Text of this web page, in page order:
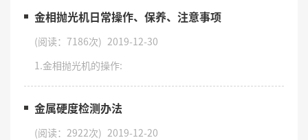
金相抛光机日常操作、保养、注意事项
(阅读：7186次) 2019-12-30
1.金相抛光机的操作:
金属硬度检测办法
(阅读：2922次) 2019-12-20